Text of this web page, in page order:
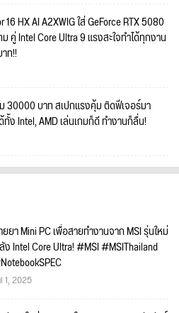
HX AI A2XWIG ใส่ GeForce RTX 5080
คู่ Intel Core Ultra 9 แรงสะใจทำได้ทุกงาน
ท!!
30000 บาท สเปกแรงคุ้ม ติดฟีเจอร์มา
ทั้ง Intel, AMD เล่นเกมก็ดี ทำงานก็ลื่น!
ยา Mini PC เพื่อสายทำงานจาก MSI รุ่นใหม่
Intel Core Ultra! #MSI #MSIThailand
1, 2025